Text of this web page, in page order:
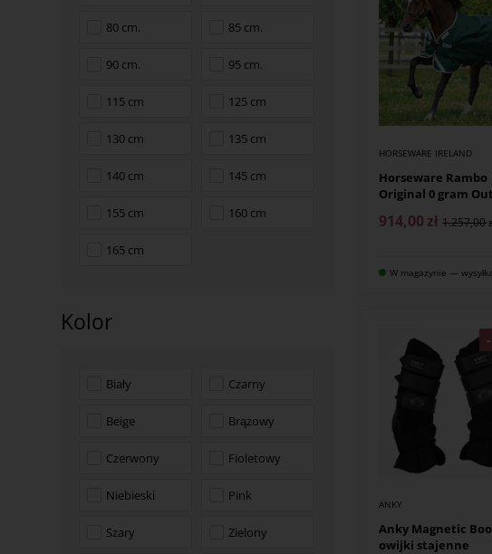
80 cm. 85 cm.
90 cm. 95 cm.
115 cm 125 cm
130 cm 135 cm
140 cm 145 cm
155 cm 160 cm
165 cm
Kolor
Biały Czarny
Beige Brązowy
Czerwony Fioletowy
Niebieski Pink
Szary Zielony
HORSEWARE IRELAND
Horseware Rambo
Original 0 gram
914,00 zł 1.257,00
W magazynie —
ANKY
Anky Magnetic
owijki stajenne